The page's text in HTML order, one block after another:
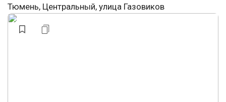
Тюмень, Центральный, улица Газовиков